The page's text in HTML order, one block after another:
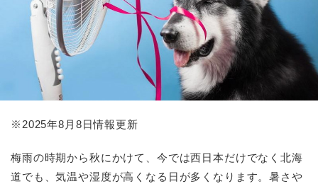
※ 2025年8月8日情報更新
梅雨の時期から秋にかけて、今では西日本だけでなく北海
道でも、気温や湿度が高くなる日が多くなります。暑さや